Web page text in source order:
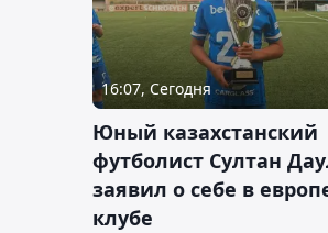
16:07, Сегодня
Юный казахстанский
футболист Султан
заявил о себе в
клубе